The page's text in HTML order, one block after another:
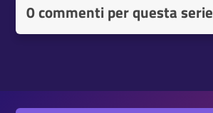
0 commenti per questa serie